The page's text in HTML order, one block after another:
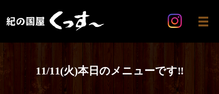
メ
11/11(火)本日のメニューです‼️